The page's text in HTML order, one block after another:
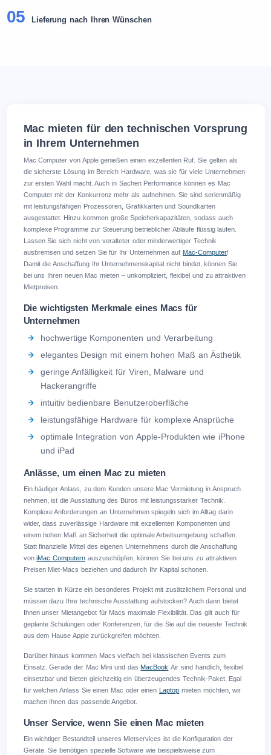
05 Lieferung nach Ihren Wünschen
Mac mieten für den technischen Vorsprung
in Ihrem Unternehmen
Mac Computer von Apple genießen einen exzellenten Ruf. Sie gelten als
die sicherste Lösung im Bereich Hardware, was sie für viele Unternehmen
zur ersten Wahl macht. Auch in Sachen Performance können es Mac
Computer mit der Konkurrenz mehr als aufnehmen. Sie sind serienmäßig
mit leistungsfähigen Prozessoren, Grafikkarten und Soundkarten
ausgestattet. Hinzu kommen große Speicherkapazitäten, sodass auch
komplexe Programme zur Steuerung betrieblicher Abläufe flüssig laufen.
Lassen Sie sich nicht von veralteter oder minderwertiger Technik
ausbremsen und setzen Sie für Ihr Unternehmen auf Mac-Computer!
Damit die Anschaffung Ihr Unternehmenskapital nicht bindet, können Sie
bei uns Ihren neuen Mac mieten – unkompliziert, flexibel und zu attraktiven
Mietpreisen.
Die wichtigsten Merkmale eines Macs für
Unternehmen
hochwertige Komponenten und Verarbeitung
elegantes Design mit einem hohen Maß an Ästhetik
geringe Anfälligkeit für Viren, Malware und
Hackerangriffe
intuitiv bedienbare Benutzeroberfläche
leistungsfähige Hardware für komplexe Ansprüche
optimale Integration von Apple-Produkten wie iPhone
und iPad
Anlässe, um einen Mac zu mieten
Ein häufiger Anlass, zu dem Kunden unsere Mac Vermietung in Anspruch
nehmen, ist die Ausstattung des Büros mit leistungsstarker Technik.
Komplexe Anforderungen an Unternehmen spiegeln sich im Alltag darin
wider, dass zuverlässige Hardware mit exzellenten Komponenten und
einem hohen Maß an Sicherheit die optimale Arbeitsumgebung schaffen.
Statt finanzielle Mittel des eigenen Unternehmens durch die Anschaffung
voniMac Computernauszuschöpfen, können Sie bei uns zu attraktiven
Preisen Miet-Macs beziehen und dadurch Ihr Kapital schonen.
Sie starten in Kürze ein besonderes Projekt mit zusätzlichem Personal und
müssen dazu Ihre technische Ausstattung aufstocken? Auch dann bietet
Ihnen unser Mietangebot für Macs maximale Flexibilität. Das gilt auch für
geplante Schulungen oder Konferenzen, für die Sie auf die neueste Technik
aus dem Hause Apple zurückgreifen möchten.
Darüber hinaus kommen Macs vielfach bei klassischen Events zum
Einsatz. Gerade der Mac Mini und das MacBook Air sind handlich, flexibel
einsetzbar und bieten gleichzeitig ein überzeugendes Technik-Paket. Egal
für welchen Anlass Sie einen Mac oder einen Laptop mieten möchten, wir
machen Ihnen das passende Angebot.
Unser Service, wenn Sie einen Mac mieten
Ein wichtiger Bestandteil unseres Mietservices ist die Konfiguration der
Geräte. Sie benötigen spezielle Software wie beispielsweise zum